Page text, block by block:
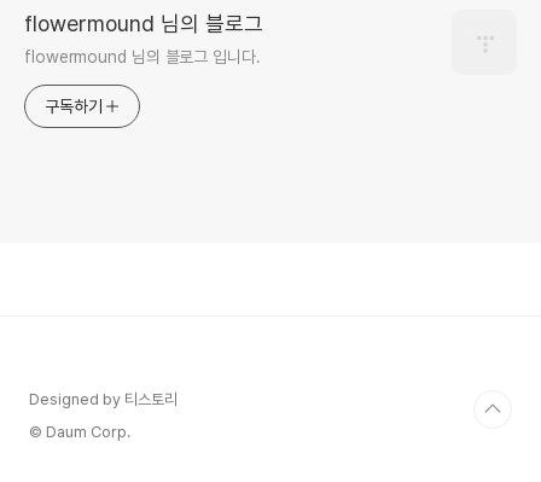
flowermound 님의 블로그
flowermound 님의 블로그 입니다.
구독하기
Designed by 티스토리
© Daum Corp.